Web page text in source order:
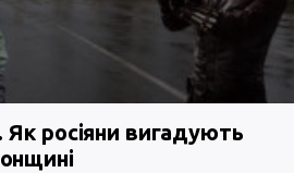
Як росіяни вигадують